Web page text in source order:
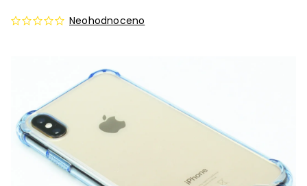
Neohodnoceno